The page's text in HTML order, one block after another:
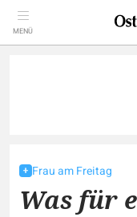
MENÜ
Frau am Freitag
Was für